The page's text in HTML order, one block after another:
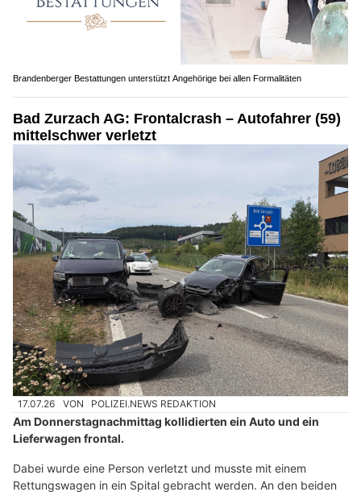
Brandenberger Bestattungen unterstützt Angehörige bei allen Formalitäten
Bad Zurzach AG: Frontalcrash – Autofahrer (59)
mittelschwer verletzt
17.07.26 VON POLIZEI.NEWS REDAKTION
Am Donnerstagnachmittag kollidierten ein Auto und ein
Lieferwagen frontal.
Dabei wurde eine Person verletzt und musste mit einem
Rettungswagen in ein Spital gebracht werden. An den beiden